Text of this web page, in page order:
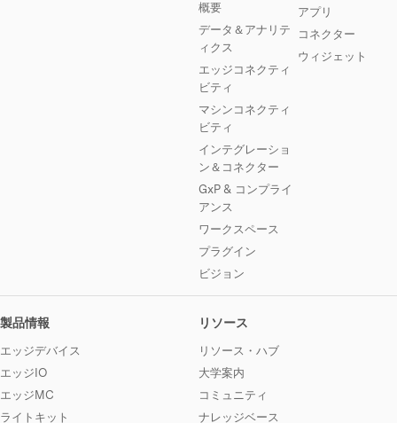
概要
データ＆アナリテ
ィクス
エッジコネクティ
ビティ
マシンコネクティ
ビティ
インテグレーショ
ン＆コネクター
GxP & コンプライ
アンス
ワークスペース
プラグイン
ビジョン
アプリ
コネクター
ウィジェット
製品情報
エッジデバイス
エッジIO
エッジMC
ライトキット
リソース
リソース・ハブ
大学案内
コミュニティ
ナレッジベース